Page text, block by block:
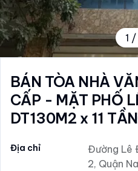
1 /
BÁN TÒA NHÀ
CẤP - MẶT PHỐ
DT130M2 x 11
Địa chỉ
Đường Lê
2, Quận